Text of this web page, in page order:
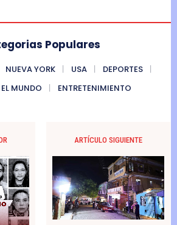
Populares
NUEVA YORK USA
DEPORTES
EL MUNDO ENTRETENIMIENTO
ARTÍCULO SIGUIENTE